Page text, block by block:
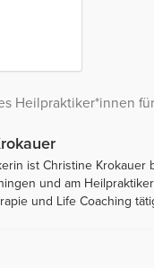
Heilpraktiker*innen
ist Christine Krokauer
und am
und Life Coaching